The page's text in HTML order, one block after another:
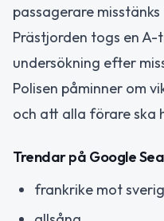
passagerare
Prästjorden togs en
undersökning efter
Polisen påminner om
och att alla förare ska
Trendar på Google
frankrike mot